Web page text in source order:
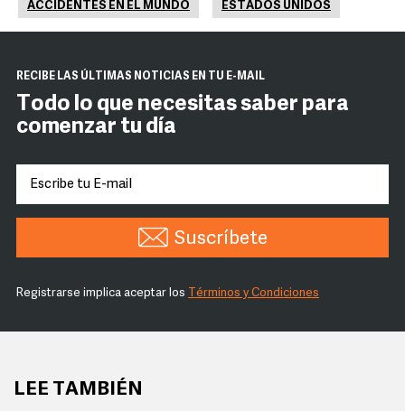
ACCIDENTES EN EL MUNDO ESTADOS UNIDOS
RECIBE LAS ÚLTIMAS NOTICIAS EN TU E-MAIL
Todo lo que necesitas saber para
comenzar tu día
Suscríbete
Registrarse implica aceptar los Términos y Condiciones
LEE TAMBIÉN